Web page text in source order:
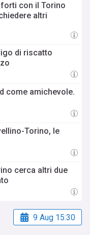
con il Torino
altri
di riscatto
come amichevole.
Torino, le
cerca altri due
9 Aug 15:30